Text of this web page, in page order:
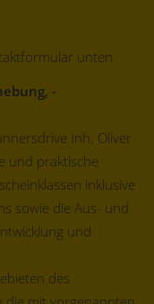
unten
-
Inh. Oliver
und praktische
inklusive
sowie die Aus- und
und
des